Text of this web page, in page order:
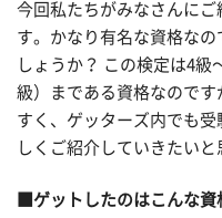
今回私たちがみなさんに
す。かなり有名な資格な
しょうか？ この検定は4級
級）まである資格なので
すく、ゲッターズ内でも
しくご紹介していきたいと
■ゲットしたのはこんな資